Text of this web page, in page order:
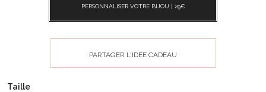
PERSONNALISER VOTRE BIJOU | 29€
PARTAGER L'IDÉE CADEAU
Taille